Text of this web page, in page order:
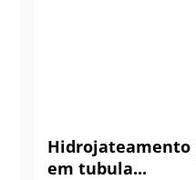
Hidrojateamento
em tubula...